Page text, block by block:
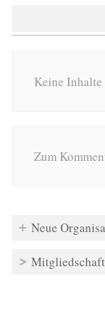
Keine Inhalte
Zum
Neue